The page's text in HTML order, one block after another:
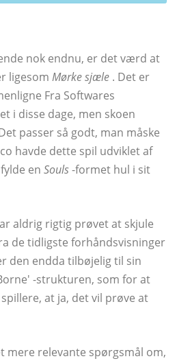
nok endnu, er det værd at
ligesom Mørke sjæle . Det er
Fra Softwares
i disse dage, men skoen
passer så godt, man måske
havde dette spil udviklet af
en Souls-formet hul i sit
aldrig rigtig prøvet at skjule
de tidligste forhåndsvisninger
den endda tilbøjelig til sin
-strukturen, som for at
at ja, det vil prøve at
mere relevante spørgsmål om,